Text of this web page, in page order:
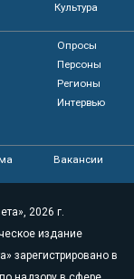
Культура
Опросы
Персоны
Регионы
Интервью
Вакансии
2026 г.
издание
зарегистрировано в